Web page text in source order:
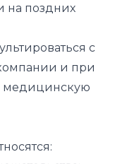
на поздних
с
и при
медицинскую